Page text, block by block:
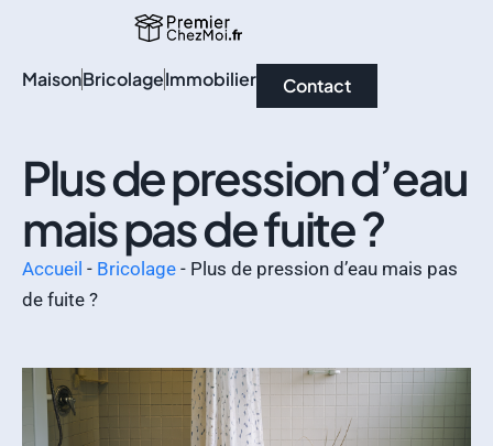
MaisonBricolageImmobilier Contact
Plus de pression d’eau
mais pas de fuite ?
Accueil - Bricolage - Plus de pression d’eau mais pas
de fuite ?